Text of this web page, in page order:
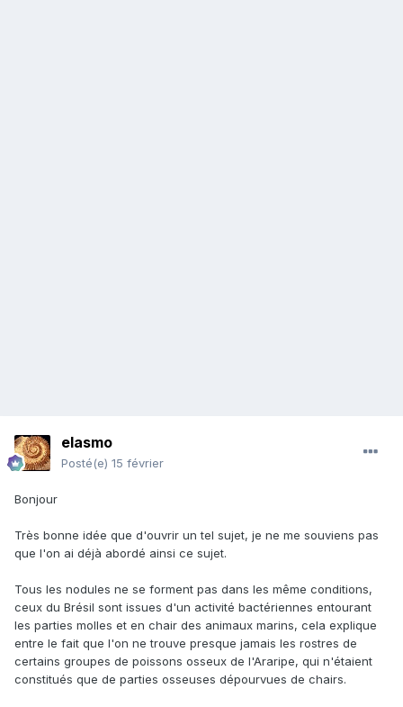
elasmo
Posté(e) 15 février
Bonjour
Très bonne idée que d'ouvrir un tel sujet, je ne me souviens pas
que l'on ai déjà abordé ainsi ce sujet.
Tous les nodules ne se forment pas dans les même conditions,
ceux du Brésil sont issues d'un activité bactériennes entourant
les parties molles et en chair des animaux marins, cela explique
entre le fait que l'on ne trouve presque jamais les rostres de
certains groupes de poissons osseux de l'Araripe, qui n'étaient
constitués que de parties osseuses dépourvues de chairs.